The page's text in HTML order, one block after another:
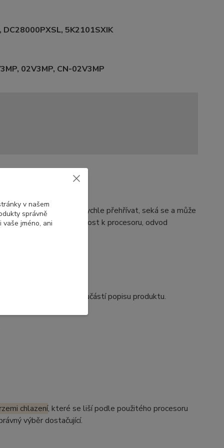
5K2101SXIK
02V3MP, CN-02V3MP
notebook se začne rychle přehřívat, seká se a může
ideální přiléhavost k procesoru, odvod
fotografií, které jsou součástí popisu produktu.
chlazení, které se liší podle použitého procesoru
výběr dostačující.
v našem
správně
vaše jméno, ani